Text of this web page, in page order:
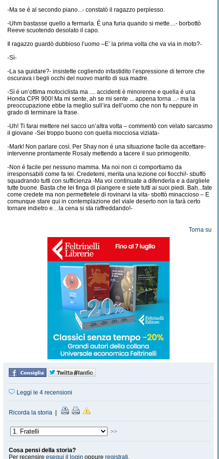
-Ma se é al secondo piano...- constatò il ragazzo perplesso.
-Uhm bastasse quello a fermarla. É una furia quando si mette....- borbottò
Reeve scuotendo desolato il capo.
Il ragazzo guardò dubbioso l’uomo –E’ la prima volta che va via in moto?-
-Sì-
-La sa guidare?- insistette cogliendo infastidito l’espressione di terrore che
oscurava i begli occhi del nuovo marito di sua madre.
-Sì é un’ottima motociclista ma .... accidenti è minorenne e quella é una
Honda CPR 900! Ma mi sente, ah se mi sente ... appena torna ...- ma la
preoccupazione ebbe la meglio sull’ira dell’uomo che non fu neppure in
grado di terminare la frase.
-Uh! Ti farai mettere nel sacco un’altra volta – commentò con velato sarcasmo
il giovane -Sei troppo buono con quella mocciosa viziata-
-Mark! Non parlare così. Per Shay non é una situazione facile da accettare-
intervenne prontamente Rosaly mettendo a tacere il suo primogenito.
-Non é facile per nessuno mamma. Ma noi non ci comportiamo da
irresponsabili come fa lei. Credetemi, merita una lezione coi fiocchi!- sbuffò
squadrando tutti con sufficienza -Ma voi continuate a difenderla e a dargliele
tutte buone. Basta che lei finga di piangere e siete tutti ai suoi piedi. Bah...fate
come credete ma non permettetele di rovinarvi la vita- sbottò minaccioso – E
comunque stare qui in contemplazione del viale deserto non la farà certo
tornare indietro e…la cena si sta raffreddando!-
Torna su
Leggi le 4 recensioni
Ricorda la storia
>>
Cosa pensi della storia?
Per recensire esegui il login oppure registrati.